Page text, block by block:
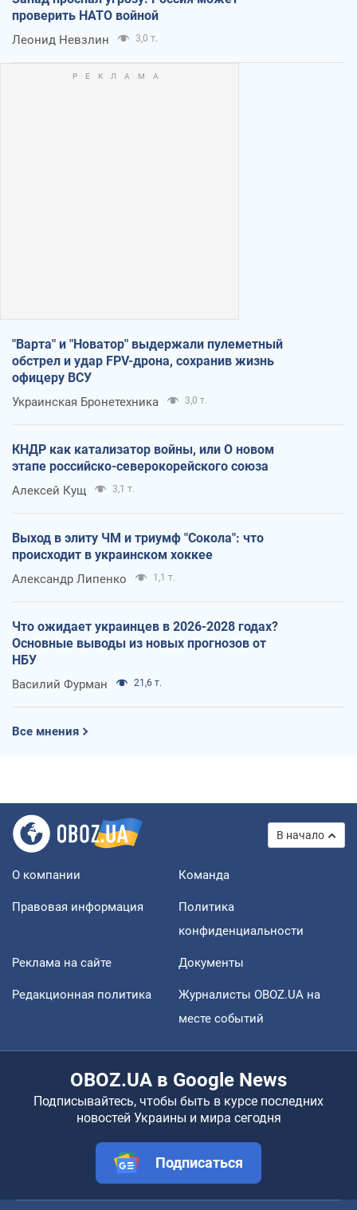
проверить НАТО войной
Леонид Невзлин 3,0 т.
"Варта" и "Новатор" выдержали пулеметный
обстрел и удар FPV-дрона, сохранив жизнь
офицеру ВСУ
Украинская Бронетехника 3,0 т.
КНДР как катализатор войны, или О новом
этапе российско-северокорейского союза
Алексей Кущ 3,1 т.
Выход в элиту ЧМ и триумф "Сокола": что
происходит в украинском хоккее
Александр Липенко 1,1 т.
Что ожидает украинцев в 2026-2028 годах?
Основные выводы из новых прогнозов от
НБУ
Василий Фурман 21,6 т.
Все мнения
В начало
О компании Команда
Правовая информация
Политика
конфиденциальности
Реклама на сайте Документы
Редакционная политика
Журналисты OBOZ.UA на
месте событий
OBOZ.UA в Google News
Подписывайтесь, чтобы быть в курсе последних
новостей Украины и мира сегодня
Подписаться